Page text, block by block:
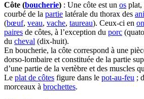
Côte (boucherie) : Une côte est un os plat,
courbé de la partie latérale du thorax des
(bœuf, veau, vache, taureau). Ceux-ci en
paires de côtes, à l’exception du porc
du cheval (dix-huit).
En boucherie, la côte correspond à une
dorso-lombaire et constituée de la partie
d’une partie de la vertèbre et des muscles
Le plat de côtes figure dans le pot-au-feu ;
morceaux à brochettes.